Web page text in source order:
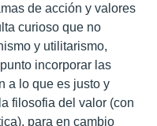
de acción y valores
curioso que no
y utilitarismo,
incorporar las
a lo que es justo y
filosofia del valor (con
para en cambio